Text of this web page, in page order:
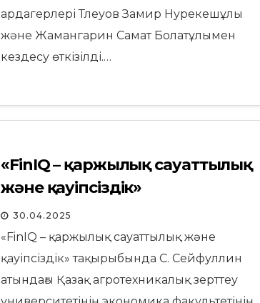
ардагерлері Тлеуов Замир Нурекешұлы
және Жамангарин Самат Болатұлымен
кездесу өткізілді.…
«FinIQ – қаржылық сауаттылық
және қауіпсіздік»
республикалық олимпиадасы
30.04.2025
«FinIQ – қаржылық сауаттылық және
қауіпсіздік» тақырыбында С. Сейфуллин
атындағы Қазақ агротехникалық зерттеу